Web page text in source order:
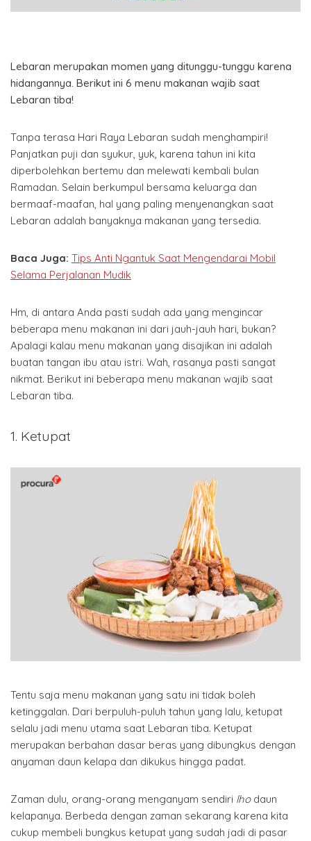
Lebaran merupakan momen yang ditunggu-tunggu karena
hidangannya. Berikut ini 6 menu makanan wajib saat
Lebaran tiba!
Tanpa terasa Hari Raya Lebaran sudah menghampiri!
Panjatkan puji dan syukur, yuk, karena tahun ini kita
diperbolehkan bertemu dan melewati kembali bulan
Ramadan. Selain berkumpul bersama keluarga dan
bermaaf-maafan, hal yang paling menyenangkan saat
Lebaran adalah banyaknya makanan yang tersedia.
Baca Juga: Tips Anti Ngantuk Saat Mengendarai Mobil
Selama Perjalanan Mudik
Hm, di antara Anda pasti sudah ada yang mengincar
beberapa menu makanan ini dari jauh-jauh hari, bukan?
Apalagi kalau menu makanan yang disajikan ini adalah
buatan tangan ibu atau istri. Wah, rasanya pasti sangat
nikmat. Berikut ini beberapa menu makanan wajib saat
Lebaran tiba.
1. Ketupat
Tentu saja menu makanan yang satu ini tidak boleh
ketinggalan. Dari berpuluh-puluh tahun yang lalu, ketupat
selalu jadi menu utama saat Lebaran tiba. Ketupat
merupakan berbahan dasar beras yang dibungkus dengan
anyaman daun kelapa dan dikukus hingga padat.
Zaman dulu, orang-orang menganyam sendiri lho daun
kelapanya. Berbeda dengan zaman sekarang karena kita
cukup membeli bungkus ketupat yang sudah jadi di pasar